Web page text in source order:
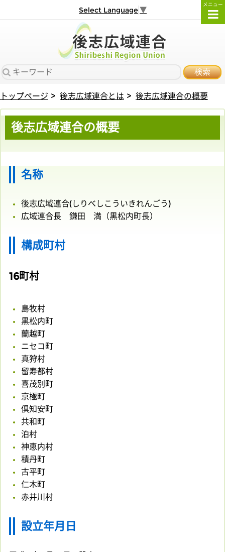
メニュー
Select Language ▼
検索
トップページ 後志広域連合とは 後志広域連合の概要
後志広域連合の概要
名称
後志広域連合(しりべしこういきれんごう)
広域連合長 鎌田 満（黒松内町長）
構成町村
16町村
島牧村
黒松内町
蘭越町
ニセコ町
真狩村
留寿都村
喜茂別町
京極町
倶知安町
共和町
泊村
神恵内村
積丹町
古平町
仁木町
​​​​​​​赤井川村
設立年月日